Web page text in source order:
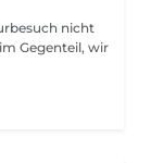
nicht
Gegenteil, wir